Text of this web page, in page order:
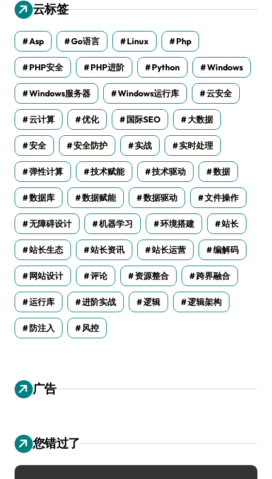
云标签
Asp Go语言 Linux Php
PHP安全 PHP进阶 Python Windows
Windows服务器 Windows运行库 云安全
云计算 优化 国际SEO 大数据
安全 安全防护 实战 实时处理
弹性计算 技术赋能 技术驱动 数据
数据库 数据赋能 数据驱动 文件操作
无障碍设计 机器学习 环境搭建 站长
站长生态 站长资讯 站长运营 编解码
网站设计 评论 资源整合 跨界融合
运行库 进阶实战 逻辑 逻辑架构
防注入 风控
广告
您错过了